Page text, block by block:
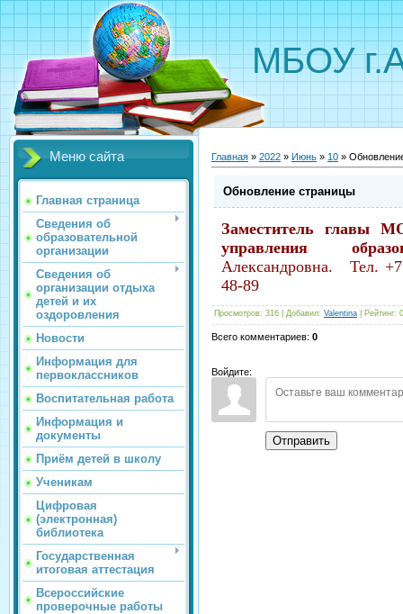
МБОУ
Меню сайта
Главная страница
Сведения об
образовательной
организации
Сведения об
организации отдыха
детей и их
оздоровления
Новости
Информация для
первоклассников
Воспитательная работа
Информация и
документы
Приём детей в школу
Ученикам
Цифровая
(электронная)
библиотека
Государственная
итоговая аттестация
Всероссийские
проверочные работы
Главная » 2022 » Июнь » 10 »
Обновление страницы
Заместитель главы
управления
Александровна. Тел. +7
48-89
Просмотров: 316 Добавил: Valentina Рейтинг:
Всего комментариев: 0
Войдите:
Отправить